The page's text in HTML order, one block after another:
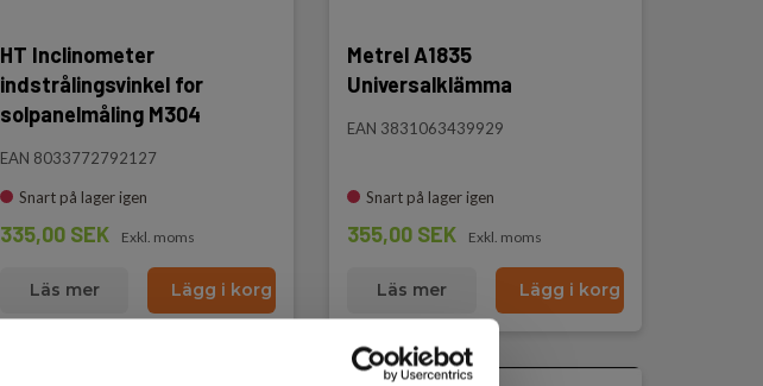
HT Inclinometer
indstrålingsvinkel for
solpanelmåling M304
EAN 8033772792127
Snart på lager igen
335,00 SEK Exkl. moms
Läs mer Lägg i korg
Metrel A1835
Universalklämma
EAN 3831063439929
Snart på lager igen
355,00 SEK Exkl. moms
Läs mer Lägg i korg